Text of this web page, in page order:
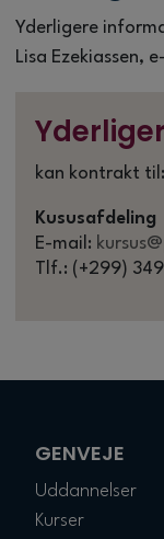
Yderligere
Lisa Ezekiassen,
kan kontrakt til:
Kususafdeling
E-mail:
Tlf.: (+299)
GENVEJE
Uddannelser
Kurser